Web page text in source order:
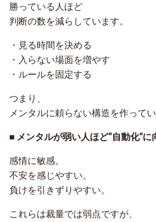
勝っている人ほど
判断の数を減らしています。
・見る時間を決める
・入らない場面を増やす
・ルールを固定する
つまり、
メンタルに頼らない構造を作って
■ メンタルが弱い人ほど“自動化”に
感情に敏感。
不安を感じやすい。
負けを引きずりやすい。
これらは裁量では弱点ですが、